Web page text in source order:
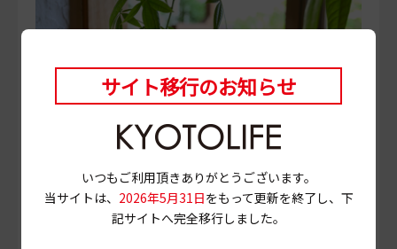
店内のインテリアひとつひとつに、胸打たれる
サイト移行のお知らせ
いつもご利用頂きありがとうございます。
当サイトは、 2026年5月31日をもって更新を終了し、下
記サイトへ完全移行しました。